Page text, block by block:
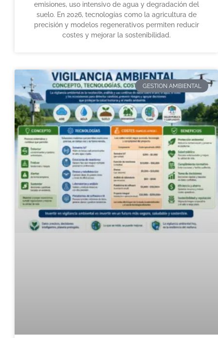
emisiones, uso intensivo de agua y degradación del
suelo. En 2026, tecnologías como la agricultura de
precisión y modelos regenerativos permiten reducir
costes y mejorar la sostenibilidad.
GESTION AMBIENTAL